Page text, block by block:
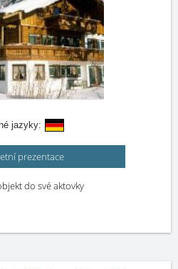
jazyky:
prezentace
do své aktovky